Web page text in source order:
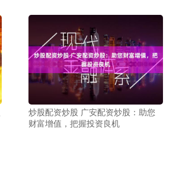
炒股配资炒股 广安配资炒股：助您
财富增值，把握投资良机